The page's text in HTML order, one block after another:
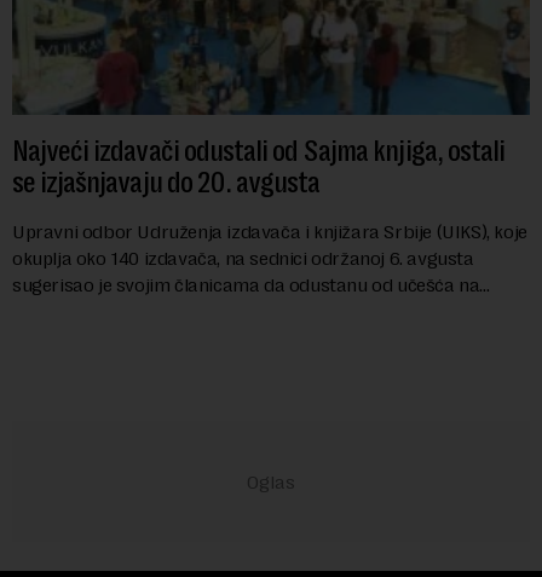
Najveći izdavači odustali od Sajma knjiga, ostali
se izjašnjavaju do 20. avgusta
Upravni odbor Udruženja izdavača i knjižara Srbije (UIKS), koje
okuplja oko 140 izdavača, na sednici održanoj 6. avgusta
sugerisao je svojim članicama da odustanu od učešća na